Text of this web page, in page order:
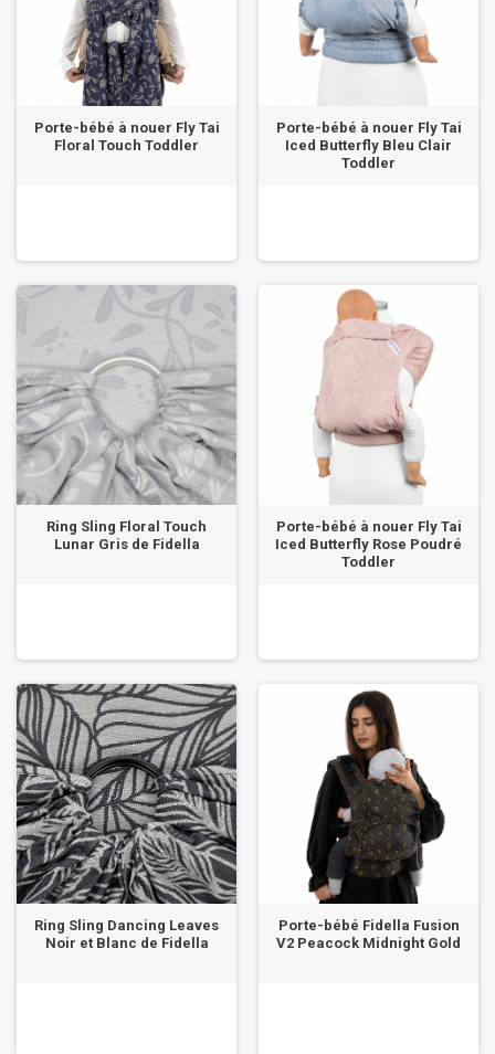
Porte-bébé à nouer Fly Tai
Floral Touch Toddler
Porte-bébé à nouer Fly Tai
Iced Butterfly Bleu Clair
Toddler
Ring Sling Floral Touch
Lunar Gris de Fidella
Porte-bébé à nouer Fly Tai
Iced Butterfly Rose Poudré
Toddler
Ring Sling Dancing Leaves
Noir et Blanc de Fidella
Porte-bébé Fidella Fusion
V2 Peacock Midnight Gold